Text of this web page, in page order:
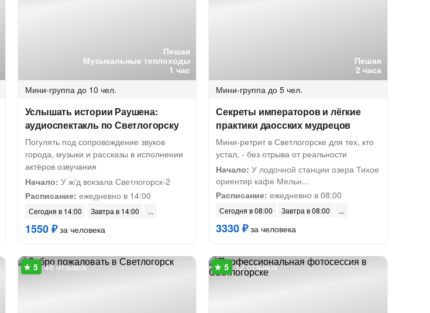
Пешая
Музыкальные теплоходы
1 час
Мини-группа до 10 чел.
Услышать истории Раушена:
аудиоспектакль по Светлогорску
Погулять под сопровождение звуков
города, музыки и рассказы в исполнении
актёров озвучания
Начало: У ж/д вокзала Светлогорск-2
Расписание: ежедневно в 14:00
Сегодня в 14:00 Завтра в 14:00
1550 ₽за человека
Пешая
2 часа
Мини-группа до 5 чел.
Секреты императоров и лёгкие
практики даосских мудрецов
Мини-ретрит в Светлогорске для тех, кто
устал, - без отрыва от реальности
Начало: У лодочной станции озера Тихое
ориентир кафе Мельн...
Расписание: ежедневно в 08:00
Сегодня в 08:00 Завтра в 08:00
3330 ₽за человека
48 отзывов 12 отзывов